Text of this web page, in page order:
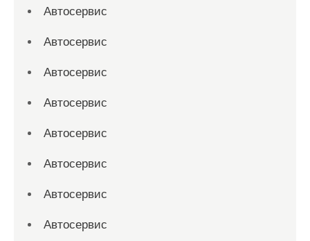
Автосервис
Автосервис
Автосервис
Автосервис
Автосервис
Автосервис
Автосервис
Автосервис